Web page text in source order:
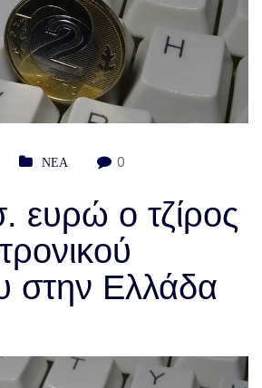
ΝΕΑ 0
ευρώ ο τζίρος
στην Ελλάδα